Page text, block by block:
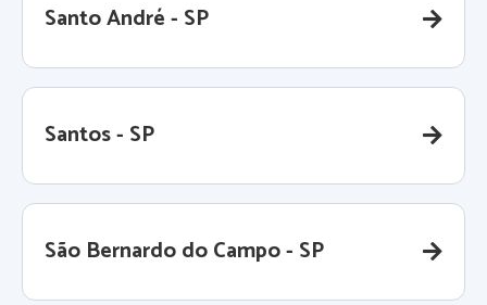
Santo André - SP
Santos - SP
São Bernardo do Campo - SP